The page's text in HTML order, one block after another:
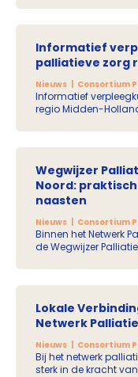
Informatief
palliatieve zorg
Nieuws Consortium
Informatief
regio Midden-
Wegwijzer
Noord:
naasten
Nieuws Consortium
Binnen het Netwerk
de Wegwijzer
informatiebronnen
Lokale
Netwerk
Nieuws Consortium
Bij het netwerk
sterk in de kracht